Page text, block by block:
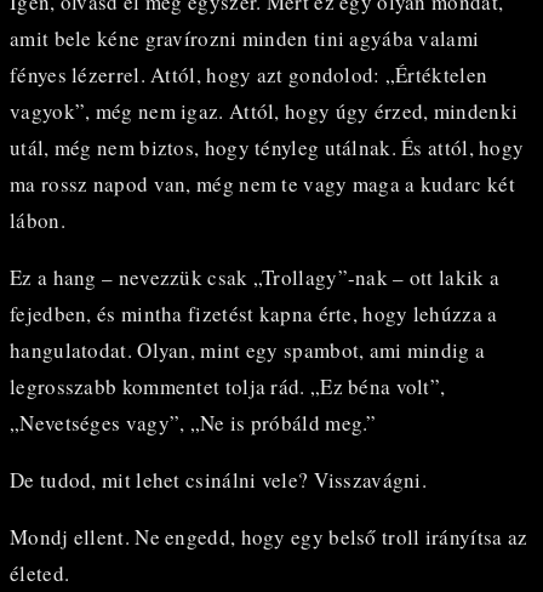
amit bele kéne gravírozni minden tini agyába valami
fényes lézerrel. Attól, hogy azt gondolod: „Értéktelen
vagyok”, még nem igaz. Attól, hogy úgy érzed, mindenki
utál, még nem biztos, hogy tényleg utálnak. És attól, hogy
ma rossz napod van, még nem te vagy maga a kudarc két
lábon.
Ez a hang – nevezzük csak „Trollagy”-nak – ott lakik a
fejedben, és mintha fizetést kapna érte, hogy lehúzza a
hangulatodat. Olyan, mint egy spambot, ami mindig a
legrosszabb kommentet tolja rád. „Ez béna volt”,
„Nevetséges vagy”, „Ne is próbáld meg.”
De tudod, mit lehet csinálni vele? Visszavágni.
Mondj ellent. Ne engedd, hogy egy belső troll irányítsa az
életed.